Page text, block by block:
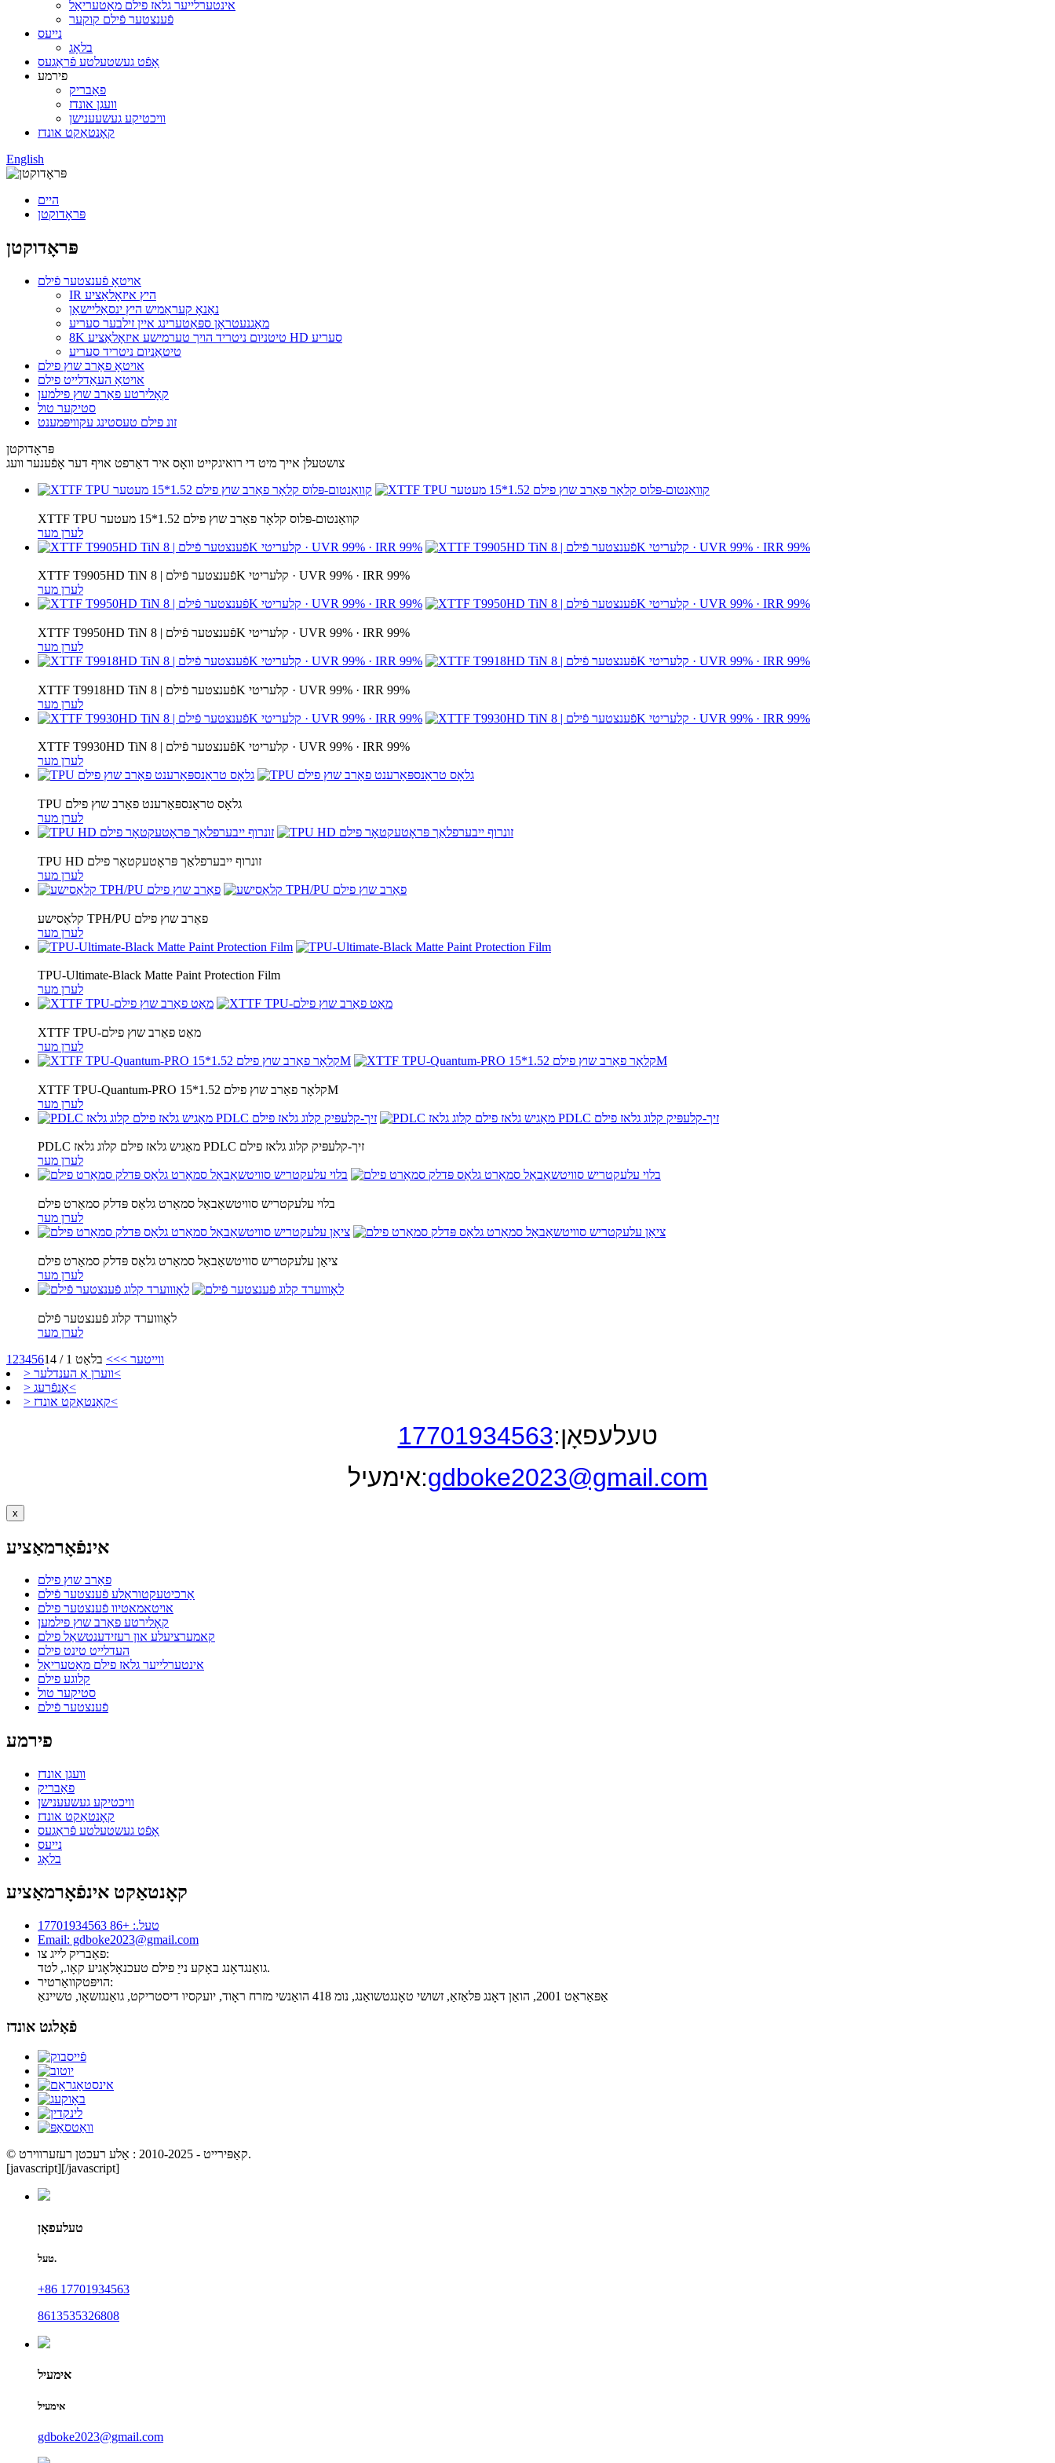
אינטערלייער גלאז פילם מאַטעריאַל
פֿענצטער פֿילם קוקער
נייעס
בלאָג
אָפֿט געשטעלטע פֿראַגעס
פירמע
פאַבריק
וועגן אונדז
וויכטיקע געשעענישן
קאָנטאַקט אונדז
English
היים
פּראָדוקטן
פּראָדוקטן
אויטאָ פֿענצטער פֿילם
IR היץ איזאָלאַציע
נאַנאָ קעראַמיש היץ ינסאַליישאַן
מאַגנעטראָן ספּאַטערינג איין זילבער סעריע
8K טיטניום ניטריד הויך טערמישע איזאָלאַציע HD סעריע
טיטאַניום ניטריד סעריע
אויטאָ פאַרב שוץ פילם
אויטאָ העאַדלייט פילם
קאָלירטע פאַרב שוץ פילמען
סטיקער טול
זונ פילם טעסטינג עקוויפּמענט
פּראָדוקטן
צושטעלן אייך מיט די רואיגקייט וואָס איר דאַרפט אויף דער אָפֿענער וועג
XTTF TPU קוואַנטום-פּלוס קלאָר פאַרב שוץ פילם 1.52*15 מעטער
לערן מער
XTTF T9905HD TiN פֿענצטער פֿילם | 8K קלעריטי · UVR 99% · IRR 99%
לערן מער
XTTF T9950HD TiN פֿענצטער פֿילם | 8K קלעריטי · UVR 99% · IRR 99%
לערן מער
XTTF T9918HD TiN פֿענצטער פֿילם | 8K קלעריטי · UVR 99% · IRR 99%
לערן מער
XTTF T9930HD TiN פֿענצטער פֿילם | 8K קלעריטי · UVR 99% · IRR 99%
לערן מער
TPU גלאָס טראַנספּאַרענט פאַרב שוץ פילם
לערן מער
TPU HD זונרוף ייבערפלאַך פּראָטעקטאָר פילם
לערן מער
קלאַסישע TPH/PU פאַרב שוץ פילם
לערן מער
TPU-Ultimate-Black Matte Paint Protection Film
לערן מער
XTTF TPU-מאַט פאַרב שוץ פילם
לערן מער
XTTF TPU-Quantum-PRO קלאָר פאַרב שוץ פילם 1.52*15M
לערן מער
PDLC מאַגיש גלאז פילם קלוג גלאז PDLC זיך-קלעפּיק קלוג גלאז פילם
לערן מער
בלוי עלעקטריש סוויטשאַבאַל סמאַרט גלאַס פּדלק סמאַרט פילם
לערן מער
ציאַן עלעקטריש סוויטשאַבאַל סמאַרט גלאַס פּדלק סמאַרט פילם
לערן מער
לאָוווערד קלוג פֿענצטער פֿילם
לערן מער
1 23456 ווייטער >>> בלאַט 1 / 14
> ווערן אַ הענדלער<
> אָנפֿרעג<
> קאָנטאַקט אונדז<
טעלעפאָן:17701934563
אימעיל:gdboke2023@gmail.com
x
אינפֿאָרמאַציע
פאַרב שוץ פילם
אַרכיטעקטוראַלע פֿענצטער פֿילם
אויטאמאטיוו פֿענצטער פילם
קאָלירטע פאַרב שוץ פילמען
קאמערציעלע און רעזידענטשאַל פילם
העדלייט טינט פילם
אינטערלייער גלאז פילם מאַטעריאַל
קלוגע פילם
סטיקער טול
פֿענצטער פֿילם
פירמע
וועגן אונדז
פאַבריק
וויכטיקע געשעענישן
קאָנטאַקט אונדז
אָפֿט געשטעלטע פֿראַגעס
נייעס
בלאָג
קאָנטאַקט אינפֿאָרמאַציע
טעל.: +86 17701934563
Email: gdboke2023@gmail.com
פאַבריק לייג צו:
גואַנגדאָנג באָקע נייַ פילם טעכנאָלאָגיע קאָו., לטד.
הויפּטקוואַרטיר:
אַפּאַראַט 2001, הואַן דאָנג פּלאַזאַ, זשושי טאָנגטשואַנג, נומ 418 הואַנשי מזרח ראָוד, יועקסיו דיסטריקט, גואַנגזשאָו, טשיינאַ
פֿאָלגט אונדז
© קאַפּירייט - 2010-2025 : אַלע רעכטן רעזערווירט.
[javascript] [/javascript]
טעלעפאָן
טעל.
+86 17701934563
8613535326808
אימעיל
אימעיל
gdboke2023@gmail.com